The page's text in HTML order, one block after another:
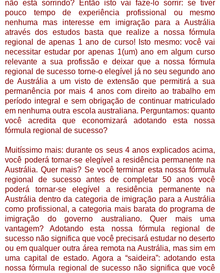
não está sorrindo? Então isto vai faze-lo sorrir: se tiver
pouco tempo de experiência profissional ou mesmo
nenhuma mas interesse em imigração para a Austrália
através dos estudos basta que realize a nossa fórmula
regional de apenas 1 ano de curso! Isto mesmo: você vai
necessitar estudar por apenas 1(um) ano em algum curso
relevante a sua profissão e deixar que a nossa fórmula
regional de sucesso torne-o elegível já no seu segundo ano
de Austrália a um visto de extensão que permitirá a sua
permanência por mais 4 anos com direito ao trabalho em
período integral e sem obrigação de continuar matriculado
em nenhuma outra escola australiana. Perguntamos: quanto
você acredita que economizará adotando esta nossa
fórmula regional de sucesso?
Muitíssimo mais: durante os seus 4 anos explicados acima,
você poderá tornar-se elegível a residência permanente na
Austrália. Quer mais? Se você terminar esta nossa fórmula
regional de sucesso antes de completar 50 anos você
poderá tornar-se elegível a residência permanente na
Austrália dentro da categoria de imigração para a Austrália
como profissional, a categoria mais barata do programa de
imigração do governo australiano. Quer mais uma
vantagem? Adotando esta nossa fórmula regional de
sucesso não significa que você precisará estudar no deserto
ou em qualquer outra área remota na Austrália, mas sim em
uma capital de estado. Agora a “saideira”: adotando esta
nossa fórmula regional de sucesso não significa que você